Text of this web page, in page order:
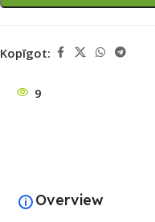
Kopīgot:
9
Overview